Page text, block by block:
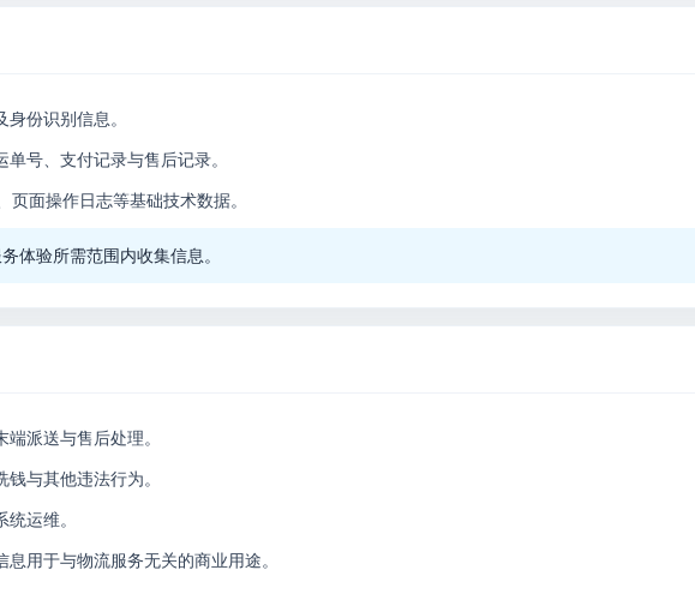
份识别信息。
号、支付记录与售后记录。
面操作日志等基础技术数据。
体验所需范围内收集信息。
派送与售后处理。
与其他违法行为。
运维。
用于与物流服务无关的商业用途。